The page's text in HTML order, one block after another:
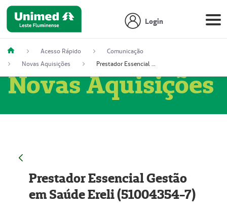
Login
Acesso Rápido
Comunicação
Novas Aquisições
Prestador Essencial Gestão em Saúde Ereli (51004354-7)
Novas Aquisições
Prestador Essencial Gestão
em Saúde Ereli (51004354-7)